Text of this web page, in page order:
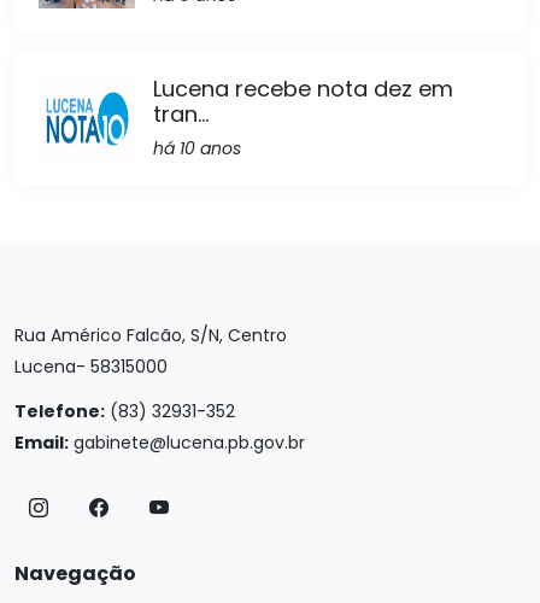
Lucena recebe nota dez em
tran...
há 10 anos
Rua Américo Falcão, S/N, Centro
Lucena- 58315000
Telefone: (83) 32931-352
Email: gabinete@lucena.pb.gov.br
Navegação